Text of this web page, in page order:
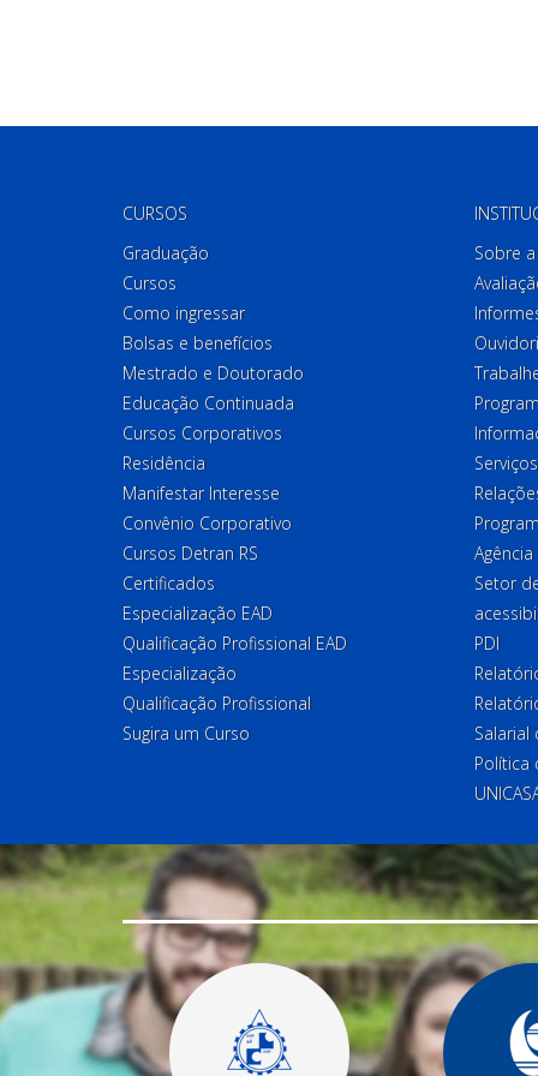
CURSOS
Graduação
Cursos
Como ingressar
Bolsas e benefícios
Mestrado e Doutorado
Educação Continuada
Cursos Corporativos
Residência
Manifestar Interesse
Convênio Corporativo
Cursos Detran RS
Certificados
Especialização EAD
Qualificação Profissional EAD
Especialização
Qualificação Profissional
Sugira um Curso
Sobre
Setor
PDI
Salarial
Política